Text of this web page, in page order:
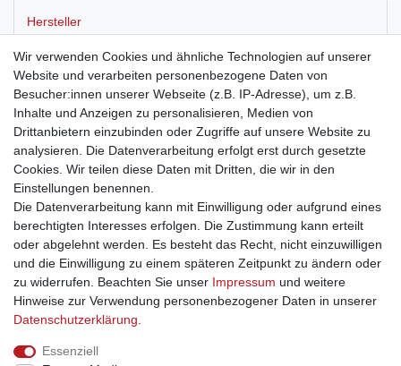
Hersteller
Räucherstäbchen Goloka,15 g
Wahlweise in den Düften: Patchouli, Lotus, Saffron, Goodearth,
Chandan und Divine.
Impressum Daten­schutz­erklärung AGB
Barrierefreiheitserklärung
Wir verwenden Cookies und ähnliche Technologien auf unserer
Website und verarbeiten personenbezogene Daten von
Besucher:innen unserer Webseite (z.B. IP-Adresse), um z.B.
Inhalte und Anzeigen zu personalisieren, Medien von
Drittanbietern einzubinden oder Zugriffe auf unsere Website zu
analysieren. Die Datenverarbeitung erfolgt erst durch gesetzte
Cookies. Wir teilen diese Daten mit Dritten, die wir in den
Einstellungen benennen.
Die Datenverarbeitung kann mit Einwilligung oder aufgrund eines
berechtigten Interesses erfolgen. Die Zustimmung kann erteilt
oder abgelehnt werden. Es besteht das Recht, nicht einzuwilligen
und die Einwilligung zu einem späteren Zeitpunkt zu ändern oder
zu widerrufen. Beachten Sie unser Impressum und weitere
Hinweise zur Verwendung personenbezogener Daten in unserer
Daten­schutz­erklärung
Essenziell